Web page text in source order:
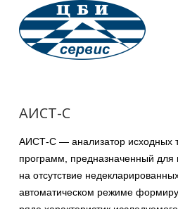
АИСТ-С
АИСТ-С — анализатор исходных
программ, предназначенный для
на отсутствие
автоматическом режиме